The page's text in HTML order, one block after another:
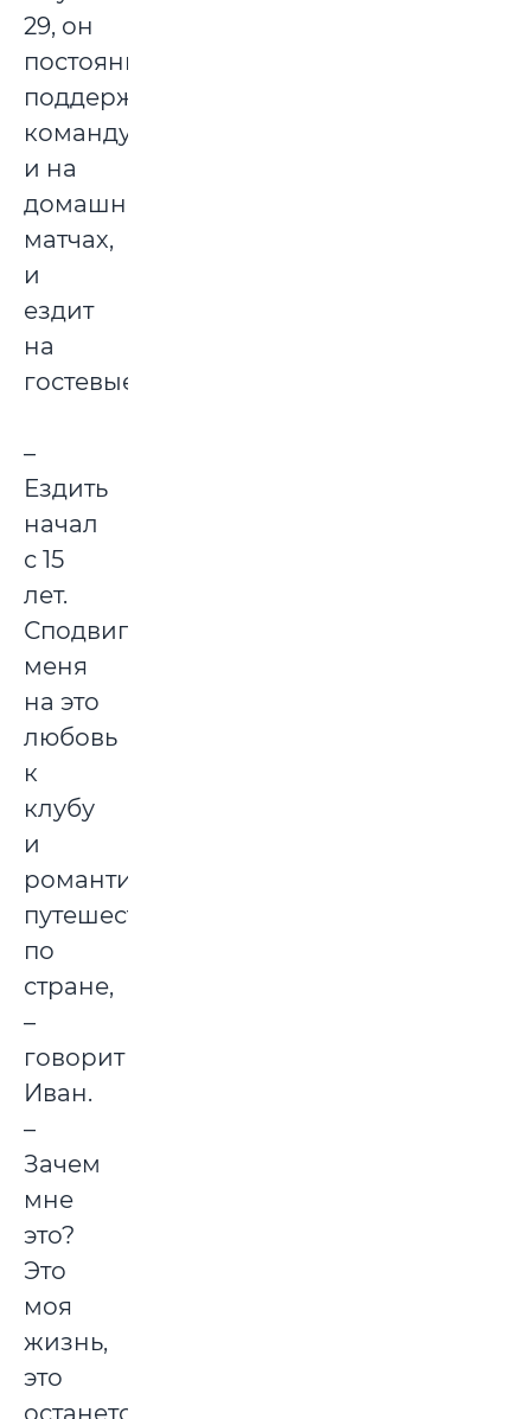
29, он
постоянно
поддерживает
команду
и на
домашних
матчах,
и
ездит
на
гостевые.
–
Ездить
начал
с 15
лет.
Сподвигла
меня
на это
любовь
к
клубу
и
романтика
путешествий
по
стране,
–
говорит
Иван.
–
Зачем
мне
это?
Это
моя
жизнь,
это
останется